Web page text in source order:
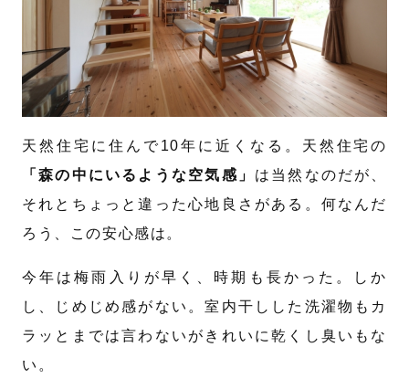
天然住宅に住んで10年に近くなる。天然住宅の
「森の中にいるような空気感」 は当然なのだが、
それとちょっと違った心地良さがある。何なんだ
ろう、この安心感は。
今年は梅雨入りが早く、時期も長かった。しか
し、じめじめ感がない。室内干しした洗濯物もカ
ラッとまでは言わないがきれいに乾くし臭いもな
い。